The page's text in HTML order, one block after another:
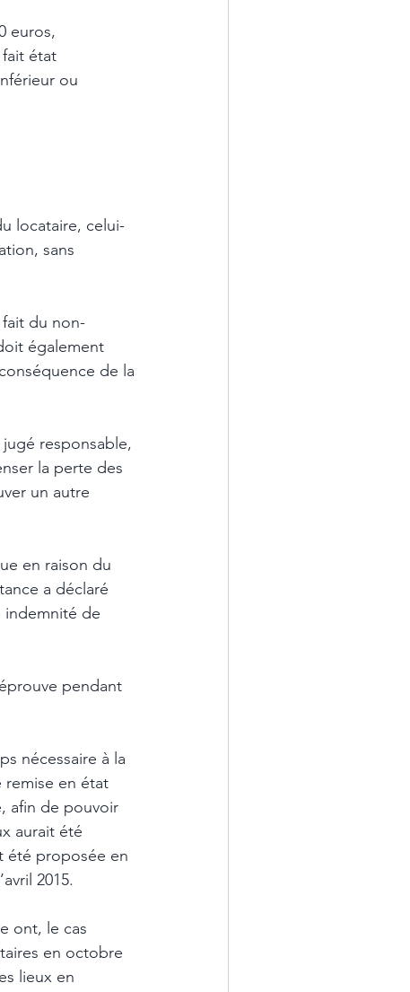
état
ou
locataire, celui-
sans
fait du non-
également
de la
responsable,
la perte des
un autre
en raison du
a déclaré
indemnité de
pendant
nécessaire à la
remise en état
afin de pouvoir
aurait été
été proposée en
2015.
ont, le cas
en octobre
lieux en